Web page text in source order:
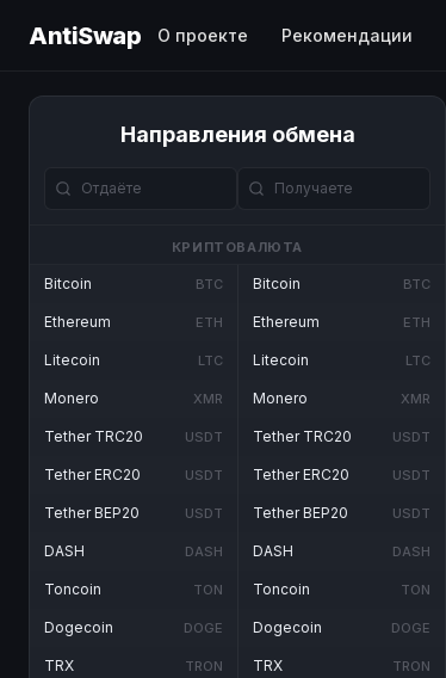
AntiSwap О проекте Рекомендации
Направления обмена
КРИПТОВАЛЮТА
Bitcoin BTC
Ethereum ETH
Litecoin LTC
Monero XMR
Tether TRC20 USDT
Tether ERC20 USDT
Tether BEP20 USDT
DASH DASH
Toncoin TON
Dogecoin DOGE
TRX TRON
Bitcoin BTC
Ethereum ETH
Litecoin LTC
Monero XMR
Tether TRC20 USDT
Tether ERC20 USDT
Tether BEP20 USDT
DASH DASH
Toncoin TON
Dogecoin DOGE
TRX TRON